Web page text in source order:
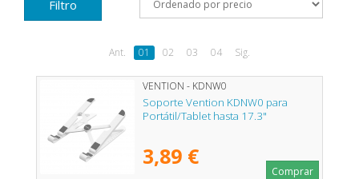
Filtro
Ant. 01 02 03 04 Sig.
VENTION - KDNW0
Soporte Vention KDNW0 para
Portátil/Tablet hasta 17.3"
3,89 €
Comprar